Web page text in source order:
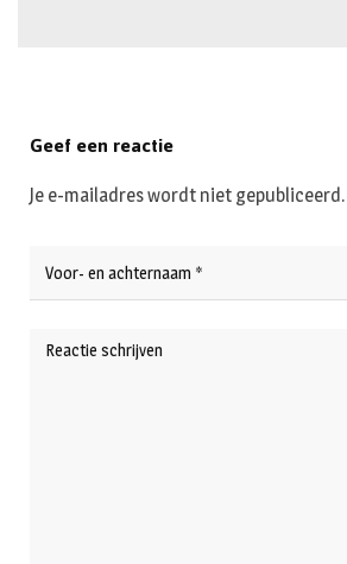
Geef een reactie
Je e-mailadres wordt niet gepubliceerd.